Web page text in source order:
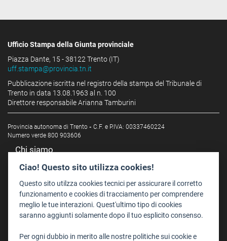
Ufficio Stampa della Giunta provinciale
Piazza Dante, 15 - 38122 Trento (IT)
uff.stampa@provincia.tn.it
Pubblicazione iscritta nel registro della stampa del Tribunale di
Trento in data 13.08.1963 al n. 100
Direttore responsabile Arianna Tamburini
Provincia autonoma di Trento - C.F. e P.IVA: 00337460224
Numero verde 800 903606
Chi siamo
Redazione
Staff
Format - Centro Audiovisivi
Trentino Film Commission
Ciao! Questo sito utilizza cookies!
Questo sito utilzza cookies tecnici per assicurare il corretto
funzionamento e cookies di tracciamento per comprendere
meglio le tue interazioni. Quest'ultimo tipo di cookies
saranno aggiunti solamente dopo il tuo esplicito consenso.
Per ogni dubbio in merito alle nostre politiche sui cookie e